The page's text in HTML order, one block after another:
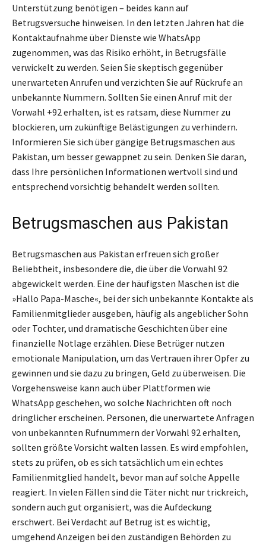
Unterstützung benötigen – beides kann auf
Betrugsversuche hinweisen. In den letzten Jahren hat die
Kontaktaufnahme über Dienste wie WhatsApp
zugenommen, was das Risiko erhöht, in Betrugsfälle
verwickelt zu werden. Seien Sie skeptisch gegenüber
unerwarteten Anrufen und verzichten Sie auf Rückrufe an
unbekannte Nummern. Sollten Sie einen Anruf mit der
Vorwahl +92 erhalten, ist es ratsam, diese Nummer zu
blockieren, um zukünftige Belästigungen zu verhindern.
Informieren Sie sich über gängige Betrugsmaschen aus
Pakistan, um besser gewappnet zu sein. Denken Sie daran,
dass Ihre persönlichen Informationen wertvoll sind und
entsprechend vorsichtig behandelt werden sollten.
Betrugsmaschen aus Pakistan
Betrugsmaschen aus Pakistan erfreuen sich großer
Beliebtheit, insbesondere die, die über die Vorwahl 92
abgewickelt werden. Eine der häufigsten Maschen ist die
»Hallo Papa-Masche«, bei der sich unbekannte Kontakte als
Familienmitglieder ausgeben, häufig als angeblicher Sohn
oder Tochter, und dramatische Geschichten über eine
finanzielle Notlage erzählen. Diese Betrüger nutzen
emotionale Manipulation, um das Vertrauen ihrer Opfer zu
gewinnen und sie dazu zu bringen, Geld zu überweisen. Die
Vorgehensweise kann auch über Plattformen wie
WhatsApp geschehen, wo solche Nachrichten oft noch
dringlicher erscheinen. Personen, die unerwartete Anfragen
von unbekannten Rufnummern der Vorwahl 92 erhalten,
sollten größte Vorsicht walten lassen. Es wird empfohlen,
stets zu prüfen, ob es sich tatsächlich um ein echtes
Familienmitglied handelt, bevor man auf solche Appelle
reagiert. In vielen Fällen sind die Täter nicht nur trickreich,
sondern auch gut organisiert, was die Aufdeckung
erschwert. Bei Verdacht auf Betrug ist es wichtig,
umgehend Anzeigen bei den zuständigen Behörden zu